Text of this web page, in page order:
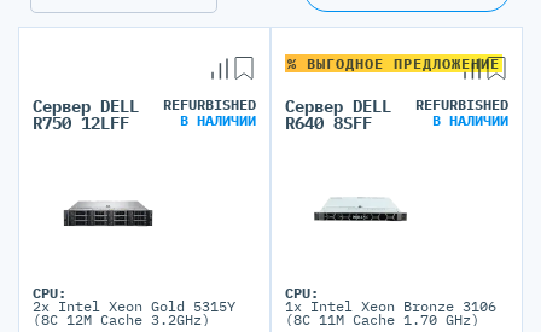
Сервер DELL
R750 12LFF
REFURBISHED
В НАЛИЧИИ
CPU:
2x Intel Xeon Gold 5315Y
(8C 12M Cache 3.2GHz)
% ВЫГОДНОЕ ПРЕДЛОЖЕНИЕ
Сервер DELL
R640 8SFF
REFURBISHED
В НАЛИЧИИ
CPU:
1x Intel Xeon Bronze 3106
(8C 11M Cache 1.70 GHz)